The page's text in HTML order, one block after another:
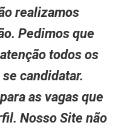
realizamos
Pedimos que
todos os
candidatar.
as vagas que
Nosso Site não